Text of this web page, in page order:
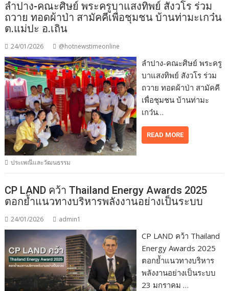
ลำปาง-คณะศิษย์ พระครูบาแสงทิพย์ สังวโร ร่วม
ถวาย ทอดผ้าป่า สามัคคีเพื่อชุมชน บ้านท่ามะเกว๋น
ต.แม่ปะ อ.เถิน
24/01/2026 @hotnewstimeonline
ลำปาง-คณะศิษย์ พระครู
บาแสงทิพย์ สังวโร ร่วม
ถวาย ทอดผ้าป่า สามัคคี
เพื่อชุมชน บ้านท่ามะ
เกว๋น…
READ MORE
ประเพณีและวัฒนธรรม
CP LAND คว้า Thailand Energy Awards 2025
ตอกย้ำแนวทางบริหารพลังงานอย่างเป็นระบบ
24/01/2026 admin1
CP LAND คว้า Thailand
Energy Awards 2025
ตอกย้ำแนวทางบริหาร
พลังงานอย่างเป็นระบบ
23 มกราคม …